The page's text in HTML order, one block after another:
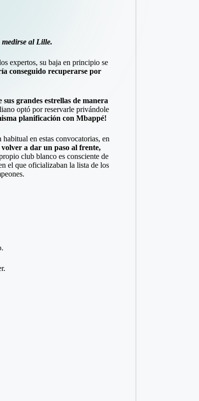
medirse al Lille.
expertos, su baja en principio se
conseguido recuperarse por
grandes estrellas de manera
optó por reservarle privándole
planificación con Mbappé!
en estas convocatorias, en
a dar un paso al frente,
club blanco es consciente de
el que oficializaban la lista de los